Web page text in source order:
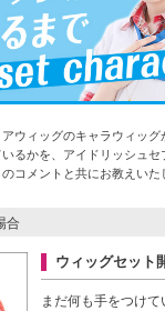
ウィッグのキャラウィッグ
るかを、アイドリッシュセ
コメントと共にお教えいた
合
ウィッグセット
まだ何も手をつけて